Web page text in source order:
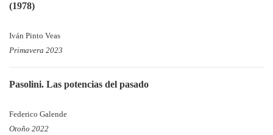
(1978)
Iván Pinto Veas
Primavera 2023
Pasolini. Las potencias del pasado
Federico Galende
Otoño 2022